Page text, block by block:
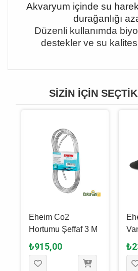
Akvaryum içinde su
durağanlığı
Düzenli kullanımda
destekler ve su
SIZIN İÇIN
Eheim Co2
Hortumu Şeffaf 3 M
₺915,00